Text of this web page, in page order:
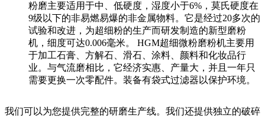
粉磨主要适用于中、低硬度，湿度小于6%，莫氏硬度在
9级以下的非易燃易爆的非金属物料。它是经过20多次的
试验和改进，为超细粉的生产而研发制造的新型磨粉
机，细度可达0.006毫米。 HGM超细微粉磨粉机主要用
于加工石膏、方解石、滑石、涂料、颜料和化妆品行
业。与气流磨相比，它经济实惠、产量大，并且一年只
需要更换一次零配件。装备有袋式过滤器以保护环境。
我们可以为您提供完整的研磨生产线。我们还提供独立的破碎